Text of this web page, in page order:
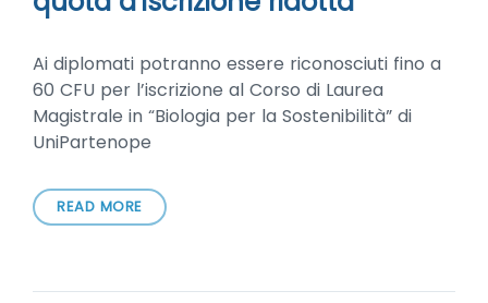
Ai diplomati potranno essere riconosciuti fino a
60 CFU per l’iscrizione al Corso di Laurea
Magistrale in “Biologia per la Sostenibilità” di
UniPartenope
READ MORE